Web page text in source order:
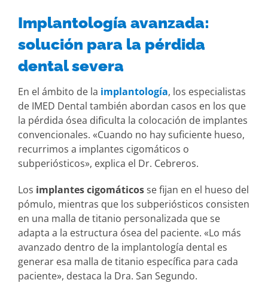
Implantología avanzada:
solución para la pérdida
dental severa
En el ámbito de la implantología, los especialistas
de IMED Dental también abordan casos en los que
la pérdida ósea dificulta la colocación de implantes
convencionales. «Cuando no hay suficiente hueso,
recurrimos a implantes cigomáticos o
subperiósticos», explica el Dr. Cebreros.
Los implantes cigomáticosse fijan en el hueso del
pómulo, mientras que los subperiósticos consisten
en una malla de titanio personalizada que se
adapta a la estructura ósea del paciente. «Lo más
avanzado dentro de la implantología dental es
generar esa malla de titanio específica para cada
paciente», destaca la Dra. San Segundo.